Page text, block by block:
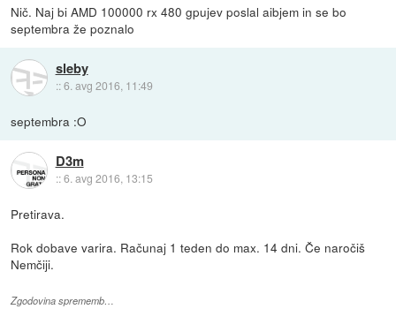
Nič. Naj bi AMD 100000 rx 480 gpujev poslal aibjem in se bo
septembra že poznalo
sleby
::6. avg 2016, 11:49
septembra :O
D3m
::6. avg 2016, 13:15
Pretirava.
Rok dobave varira. Računaj 1 teden do max. 14 dni. Če naročiš
Nemčiji.
Zgodovina sprememb…